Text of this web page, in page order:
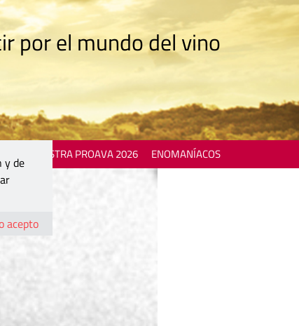
por el mundo del vino
MOSTRA PROAVA 2026 ENOMANÍACOS
y de
acepto